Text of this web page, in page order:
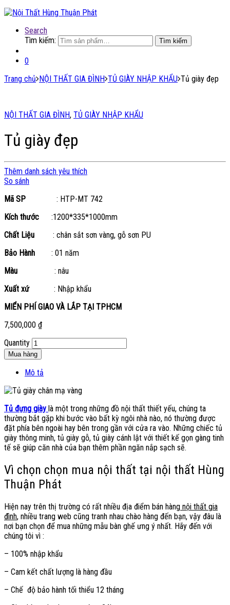
Search
Tìm kiếm:
Tìm kiếm
0
Trang chủ NỘI THẤT GIA ĐÌNH TỦ GIÀY NHẬP KHẨU Tủ giày đẹp
NỘI THẤT GIA ĐÌNH, TỦ GIÀY NHẬP KHẨU
Tủ giày đẹp
Thêm danh sách yêu thích
So sánh
Mã SP
: HTP-MT 742
Kích thước
:1200*335*1000mm
Chất Liệu
: chân sắt sơn vàng, gỗ sơn PU
Bảo Hành
: 01 năm
Màu
: nâu
Xuất xứ
: Nhập khẩu
MIỂN PHÍ GIAO VÀ LẮP TẠI TPHCM
7,500,000 ₫
Quantity
Mua hàng
Mô tả
Tủ đựng giày là một trong những đồ nội thất thiết yếu, chúng ta
thường bắt gặp khi bước vào bất kỳ ngôi nhà nào, nó thường được
đặt phía bên ngoài hay bên trong gần với cửa ra vào. Những chiếc tủ
giày thông minh, tủ giày gỗ, tủ giày cánh lật với thiết kế gọn gàng tinh
tế sẽ giúp căn nhà của bạn thêm phần ngăn nắp sạch sẽ.
Vì chọn chọn mua nội thất tại nội thất Hùng
Thuận Phát
Hiện nay trên thị trường có rất nhiều địa điểm bán hàng nội thất gia
đình, nhiều trang web cũng tranh nhau chào hàng đến bạn, vậy đâu là
nơi bạn chọn để mua những mẫu bàn ghế ưng ý nhất. Hãy đến với
chúng tôi vì :
– 100% nhập khẩu
– Cam kết chất lượng là hàng đầu
– Chế độ bảo hành tối thiểu 12 tháng